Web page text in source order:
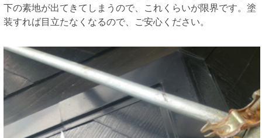
下の素地が出てきてしまうので、これくらいが限界です。塗
装すれば目立たなくなるので、ご安心ください。